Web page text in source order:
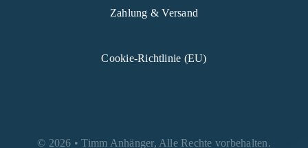
Zahlung & Versand
Cookie-Richtlinie (EU)
© 2026 • Timm Anhänger, Alle Rechte vorbehalten.